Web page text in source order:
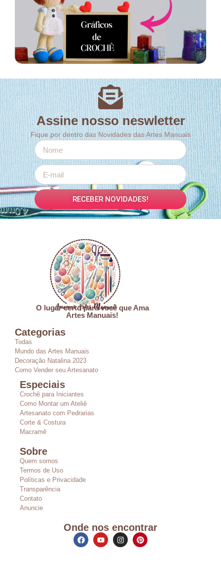
Assine nosso neswletter
Fique por dentro das Novidades das Artes Manuais
RECEBER NOVIDADES!
O lugar certo para você que Ama
Artes Manuais!
Categorias
Todas
Mundo das Artes Manuais
Decoração Natalina 2023
Como Vender seu Artesanato
Especiais
Crochê para Iniciantes
Como Montar um Ateliê
Artesanato com Pedrarias
Corte & Costura
Macramê
Sobre
Quem somos
Termos de Uso
Políticas e Privacidade
Transparência
Contato
Anuncie
Onde nos encontrar